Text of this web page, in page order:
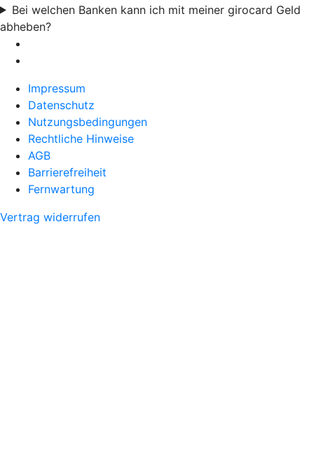
Bei welchen Banken kann ich mit meiner girocard Geld
abheben?
Impressum
Datenschutz
Nutzungsbedingungen
Rechtliche Hinweise
AGB
Barrierefreiheit
Fernwartung
Vertrag widerrufen